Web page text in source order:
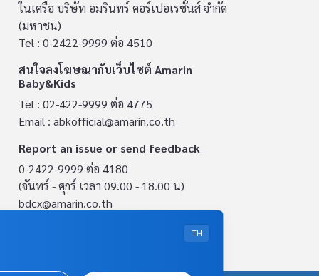
ในเครือ บริษัท อมรินทร์ คอร์เปอเรชั่นส์ จำกัด
(มหาชน)
Tel : 0-2422-9999 ต่อ 4510
สนใจลงโฆษณากับเว็บไซต์ Amarin
Baby&Kids
Tel : 02-422-9999 ต่อ 4775
Email : abkofficial@amarin.co.th
Report an issue or send feedback
0-2422-9999 ต่อ 4180
(จันทร์ - ศุกร์ เวลา 09.00 - 18.00 น)
bdcx@amarin.co.th
TH